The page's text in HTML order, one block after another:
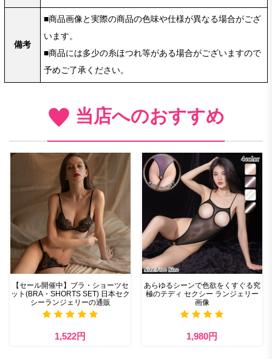
備考
■商品画像と実際の商品の色味や仕様が異なる場合がござ
います。
■商品には多少の糸ほつれ等がある場合がございますので
予めご了承ください。
当店へのおすすめ
【セール開催中】ブラ・ショーツセ
ット(BRA・SHORTS SET) 日本セク
シーランジェリーの通販
1,522円
あらゆるシーンで色欲をくすぐる究
極のテディ セクシー ランジェリー
画像
1,980円